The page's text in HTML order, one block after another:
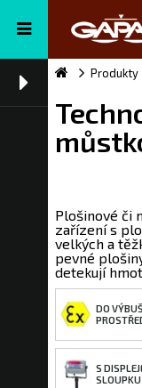
Produkty
Plošinové či
zařízení s
velkých a
pevné
detekují
DO
S
SLOUPKU